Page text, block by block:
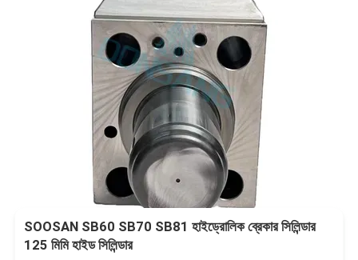
SOOSAN SB60 SB70 SB81 হাইড্রোলিক ব্রেকার সিলিন্ডার
125 মিমি হাইড সিলিন্ডার